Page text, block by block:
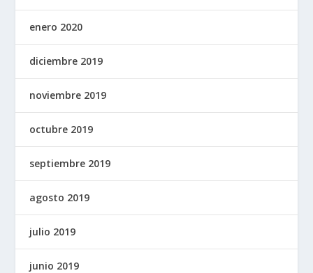
enero 2020
diciembre 2019
noviembre 2019
octubre 2019
septiembre 2019
agosto 2019
julio 2019
junio 2019